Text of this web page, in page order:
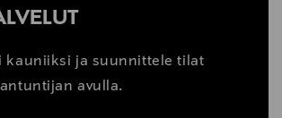
kauniiksi ja suunnittele tilat
avulla.